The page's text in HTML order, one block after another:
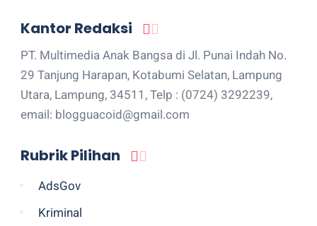
Kantor Redaksi
PT. Multimedia Anak Bangsa di Jl. Punai Indah No.
29 Tanjung Harapan, Kotabumi Selatan, Lampung
Utara, Lampung, 34511, Telp : (0724) 3292239,
email: blogguacoid@gmail.com
Rubrik Pilihan
AdsGov
Kriminal